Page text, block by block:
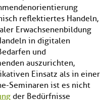
reflektiertes Handeln,
Erwachsenenbildung
in digitalen
und
auszurichten,
Einsatz als in einer
Seminaren ist es nicht
der Bedürfnisse